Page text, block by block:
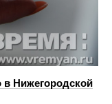
в Нижегородской